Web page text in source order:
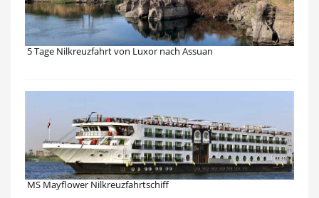
5 Tage Nilkreuzfahrt von Luxor nach Assuan
MS Mayflower Nilkreuzfahrtschiff